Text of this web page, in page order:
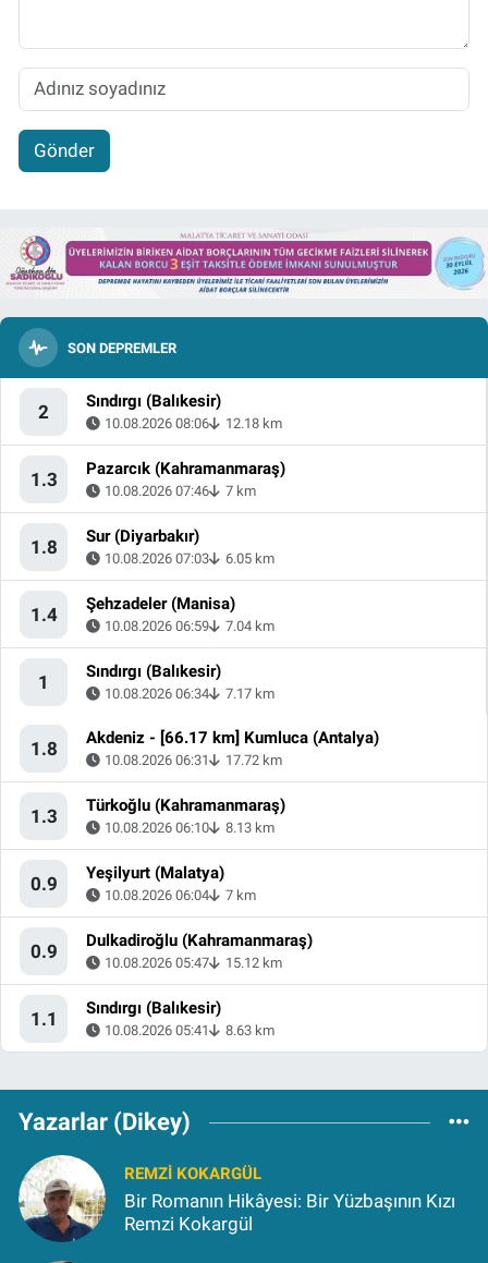
Gönder
SON DEPREMLER
2 Sındırgı (Balıkesir)
10.08.2026 08:06 12.18 km
1.3 Pazarcık (Kahramanmaraş)
10.08.2026 07:46 7 km
1.8 Sur (Diyarbakır)
10.08.2026 07:03 6.05 km
1.4 Şehzadeler (Manisa)
10.08.2026 06:59 7.04 km
1 Sındırgı (Balıkesir)
10.08.2026 06:34 7.17 km
1.8 Akdeniz - [66.17 km] Kumluca (Antalya)
10.08.2026 06:31 17.72 km
1.3 Türkoğlu (Kahramanmaraş)
10.08.2026 06:10 8.13 km
0.9 Yeşilyurt (Malatya)
10.08.2026 06:04 7 km
0.9 Dulkadiroğlu (Kahramanmaraş)
10.08.2026 05:47 15.12 km
1.1 Sındırgı (Balıkesir)
10.08.2026 05:41 8.63 km
Yazarlar (Dikey)
REMZI KOKARGÜL
Bir Romanın Hikâyesi: Bir Yüzbaşının Kızı
Remzi Kokargül